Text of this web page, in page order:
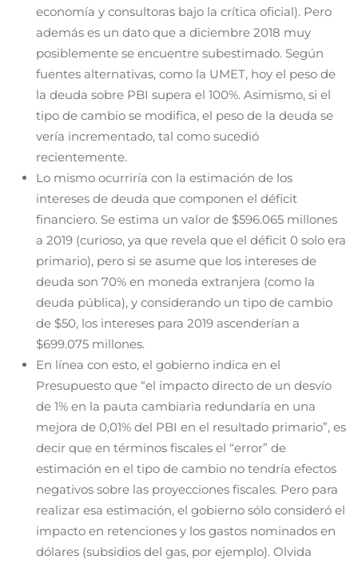
economía y consultoras bajo la crítica oficial). Pero
además es un dato que a diciembre 2018 muy
posiblemente se encuentre subestimado. Según
fuentes alternativas, como la UMET, hoy el peso de
la deuda sobre PBI supera el 100%. Asimismo, si el
tipo de cambio se modifica, el peso de la deuda se
vería incrementado, tal como sucedió
recientemente.
Lo mismo ocurriría con la estimación de los
intereses de deuda que componen el déficit
financiero. Se estima un valor de $596.065 millones
a 2019 (curioso, ya que revela que el déficit 0 solo era
primario), pero si se asume que los intereses de
deuda son 70% en moneda extranjera (como la
deuda pública), y considerando un tipo de cambio
de $50, los intereses para 2019 ascenderían a
$699.075 millones.
En línea con esto, el gobierno indica en el
Presupuesto que “el impacto directo de un desvío
de 1% en la pauta cambiaria redundaría en una
mejora de 0,01% del PBI en el resultado primario”, es
decir que en términos fiscales el “error” de
estimación en el tipo de cambio no tendría efectos
negativos sobre las proyecciones fiscales. Pero para
realizar esa estimación, el gobierno sólo consideró el
impacto en retenciones y los gastos nominados en
dólares (subsidios del gas, por ejemplo). Olvida